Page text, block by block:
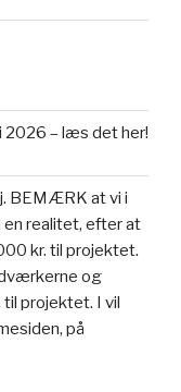
2026 – læs det her!
BEMÆRK at vi i
en realitet, efter at
kr. til projektet.
og
projektet. I vil
på